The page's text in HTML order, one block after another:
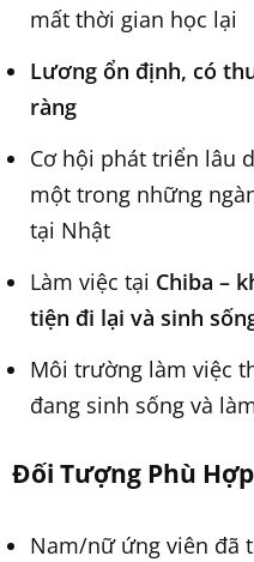
mất thời gian học lại
Lương ổn định, có
ràng
Cơ hội phát triển lâu
một trong những
tại Nhật
Làm việc tại Chiba –
tiện đi lại và sinh
Môi trường làm việc
đang sinh sống và
Đối Tượng Phù Hợp
Nam/nữ ứng viên đã